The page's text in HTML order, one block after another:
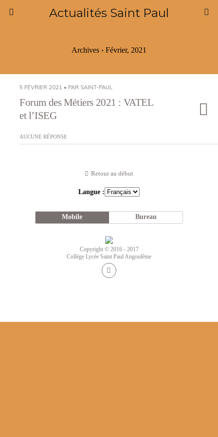
Actualités Saint Paul
Archives › Février, 2021
5 FÉVRIER 2021 • PAR SAINT-PAUL
Forum des Métiers 2021 : VATEL
et l’ISEG
AUCUNE RÉPONSE
Retour au début
Langue :
Mobile Bureau
Copyright © 2016 - 2017
Collège Lycée Saint Paul Angoulême